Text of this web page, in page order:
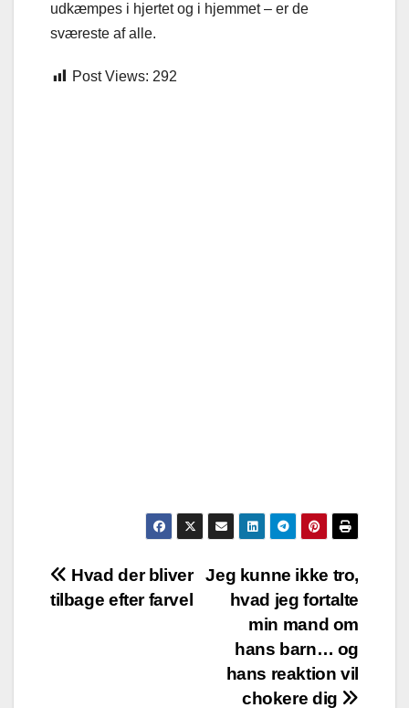
udkæmpes i hjertet og i hjemmet – er de
sværeste af alle.
Post Views: 292
Post
navigation
Jeg kunne ikke tro,
hvad jeg fortalte
min mand om
hans barn… og
hans reaktion vil
chokere dig
Hvad der bliver
tilbage efter farvel